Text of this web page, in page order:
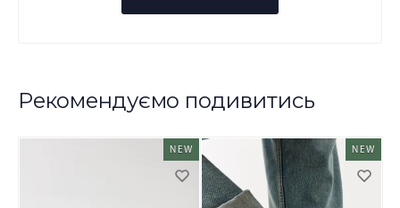
Рекомендуємо подивитись
NEW NEW